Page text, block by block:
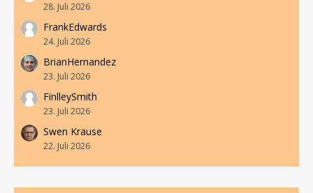
28. Juli 2026
FrankEdwards
24. Juli 2026
BrianHernandez
23. Juli 2026
FinlleySmith
23. Juli 2026
Swen Krause
22. Juli 2026